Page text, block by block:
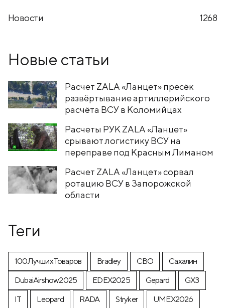
Новости 1268
Новые статьи
Расчет ZALA «Ланцет» пресёк
развёртывание артиллерийского
расчёта ВСУ в Коломийцах
Расчеты РУК ZALA «Ланцет»
срывают логистику ВСУ на
переправе под Красным Лиманом
Расчет ZALA «Ланцет» сорвал
ротацию ВСУ в Запорожской
области
Теги
100ЛучшихТоваров Bradley CВО
Cахалин
DubaiAirshow2025
EDEX2025 Gepard
GX3
IT
Leopard RADA Stryker
UMEX2026